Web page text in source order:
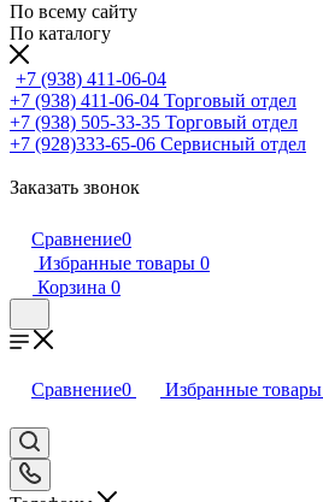
По всему сайту
По каталогу
+7 (938) 411-06-04
+7 (938) 411-06-04 Торговый отдел
+7 (938) 505-33-35 Торговый отдел
+7 (928)333-65-06 Сервисный отдел
Заказать звонок
Сравнение0
Избранные товары 0
Корзина 0
Сравнение0 Избранные товары